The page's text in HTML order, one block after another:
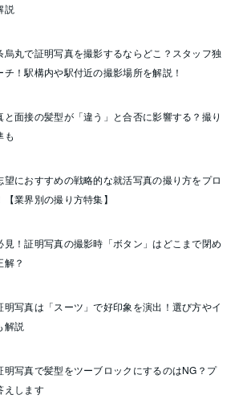
説
烏丸で証明写真を撮影するならどこ？スタッフ独
チ！駅構内や駅付近の撮影場所を解説！
と面接の髪型が「違う」と合否に影響する？撮り
も
望におすすめの戦略的な就活写真の撮り方をプロ
【業界別の撮り方特集】
見！証明写真の撮影時「ボタン」はどこまで閉め
解？
明写真は「スーツ」で好印象を演出！選び方やイ
解説
明写真で髪型をツーブロックにするのはNG？プ
えします